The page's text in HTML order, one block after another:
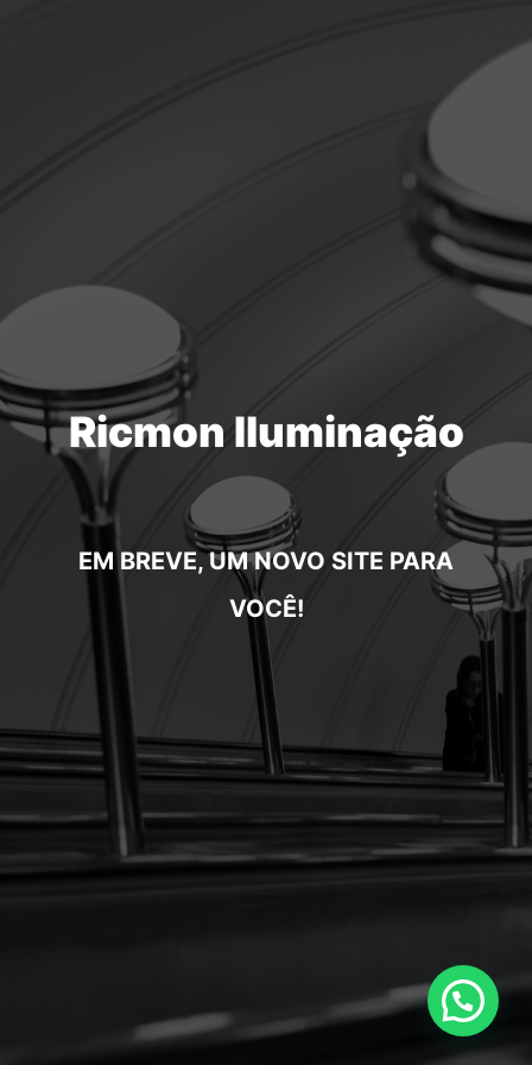
Ricmon Iluminação
EM BREVE, UM NOVO SITE PARA
VOCÊ!